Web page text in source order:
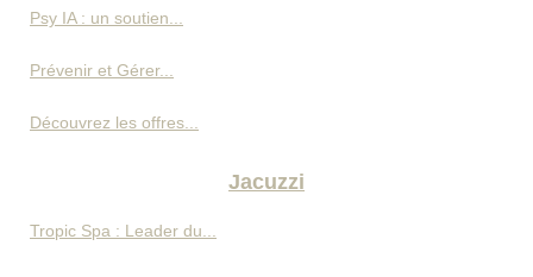
Psy IA : un soutien...
Prévenir et Gérer...
Découvrez les offres...
Jacuzzi
Tropic Spa : Leader du...